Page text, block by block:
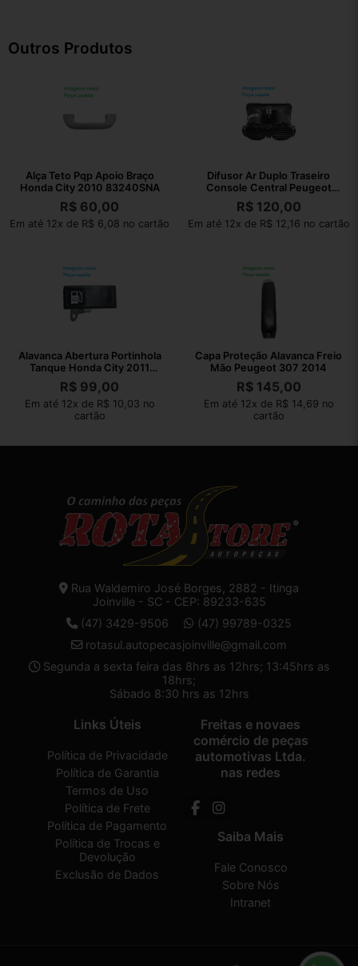
Outros Produtos
Alça Teto Pqp Apoio Braço
Honda City 2010 83240SNA
R$ 60,00
Em até 12x de R$ 6,08 no cartão
Difusor Ar Duplo Traseiro
Console Central Peugeot
308 2012
R$120,00
Em até 12x de R$ 12,16 no cartão
Alavanca Abertura Portinhola
Tanque Honda City 2011
Original
R$ 99,00
Em até 12x de R$ 10,03 no
cartão
Capa Proteção Alavanca Freio
Mão Peugeot 307 2014
R$145,00
Em até 12x de R$ 14,69 no
cartão
Rua Waldemiro José Borges, 2882 - Itinga
Joinville - SC - CEP: 89233-635
(47) 3429-9506
(47) 99789-0325
rotasul.autopecasjoinville@gmail.com
Segunda a sexta feira das 8hrs as 12hrs; 13:45hrs as
18hrs;
Sábado 8:30 hrs as 12hrs
Links Úteis
Política de Privacidade
Política de Garantia
Termos de Uso
Política de Frete
Política de Pagamento
Política de Trocas e
Devolução
Exclusão de Dados
Freitas e novaes
comércio de peças
automotivas Ltda.
nas redes
Saiba Mais
Fale Conosco
Sobre Nós
Intranet